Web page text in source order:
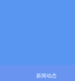
新闻动态